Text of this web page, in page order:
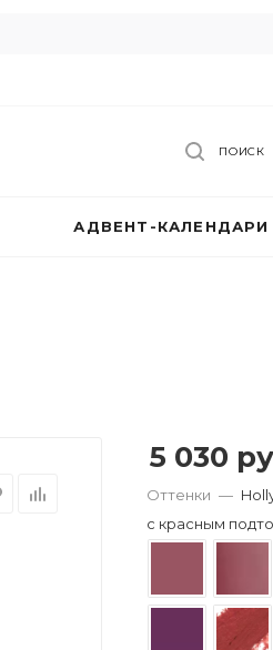
ПОИСК
АДВЕНТ-КАЛЕНДАРИ
5 030
Оттенки —
с красным